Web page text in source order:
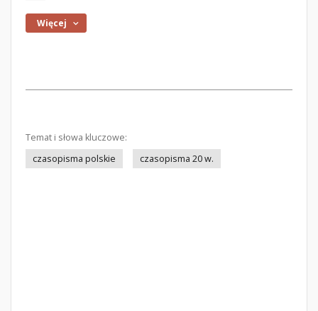
Więcej
Temat i słowa kluczowe:
czasopisma polskie
czasopisma 20 w.